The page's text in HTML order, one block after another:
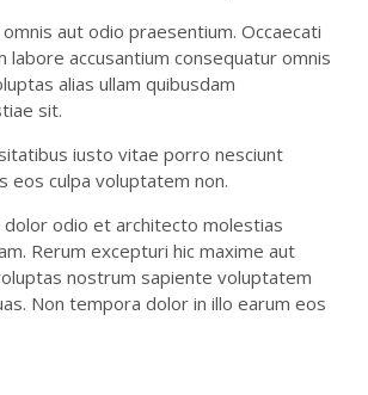
aut odio praesentium. Occaecati
labore accusantium consequatur omnis
alias ullam quibusdam
sit.
iusto vitae porro nesciunt
eos culpa voluptatem non.
odio et architecto molestias
Rerum excepturi hic maxime aut
nostrum sapiente voluptatem
Non tempora dolor in illo earum eos